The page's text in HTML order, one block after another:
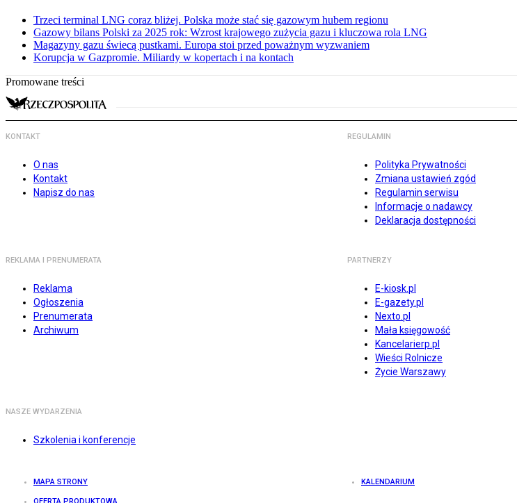
Trzeci terminal LNG coraz bliżej. Polska może stać się gazowym hubem regionu
Gazowy bilans Polski za 2025 rok: Wzrost krajowego zużycia gazu i kluczowa rola LNG
Magazyny gazu świecą pustkami. Europa stoi przed poważnym wyzwaniem
Korupcja w Gazpromie. Miliardy w kopertach i na kontach
Promowane treści
KONTAKT
O nas
Kontakt
Napisz do nas
REGULAMIN
Polityka Prywatności
Zmiana ustawień zgód
Regulamin serwisu
Informacje o nadawcy
Deklaracja dostępności
REKLAMA I PRENUMERATA
Reklama
Ogłoszenia
Prenumerata
Archiwum
PARTNERZY
E-kiosk.pl
E-gazety.pl
Nexto.pl
Mała księgowość
Kancelarierp.pl
Wieści Rolnicze
Życie Warszawy
NASZE WYDARZENIA
Szkolenia i konferencje
MAPA STRONY KALENDARIUM